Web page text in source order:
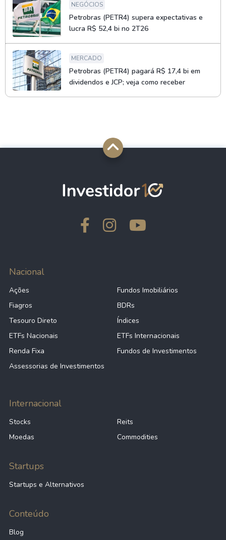
NEGÓCIOS
Petrobras (PETR4) supera expectativas e
lucra R$ 52,4 bi no 2T26
MERCADO
Petrobras (PETR4) pagará R$ 17,4 bi em
dividendos e JCP; veja como receber
Nacional
Ações
Fundos Imobiliários
Fiagros
BDRs
Tesouro Direto
Índices
ETFs Nacionais
ETFs Internacionais
Renda Fixa
Fundos de Investimentos
Assessorias de Investimentos
Internacional
Stocks
Reits
Moedas
Commodities
Startups
Startups e Alternativos
Conteúdo
Blog